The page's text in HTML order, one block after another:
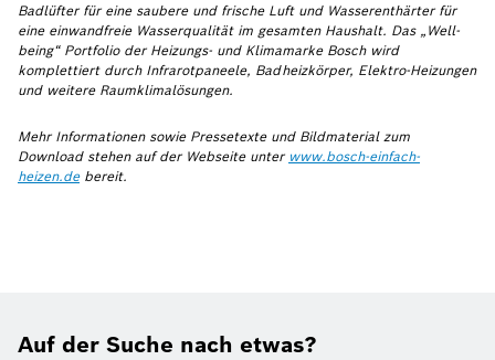
Badlüfter für eine saubere und frische Luft und Wasserenthärter für
eine einwandfreie Wasserqualität im gesamten Haushalt. Das „Well-
being“ Portfolio der Heizungs- und Klimamarke Bosch wird
komplettiert durch Infrarotpaneele, Badheizkörper, Elektro-Heizungen
und weitere Raumklimalösungen.
Mehr Informationen sowie Pressetexte und Bildmaterial zum
Download stehen auf der Webseiteunter www.bosch-einfach-
heizen.debereit.
Auf der Suche nach etwas?